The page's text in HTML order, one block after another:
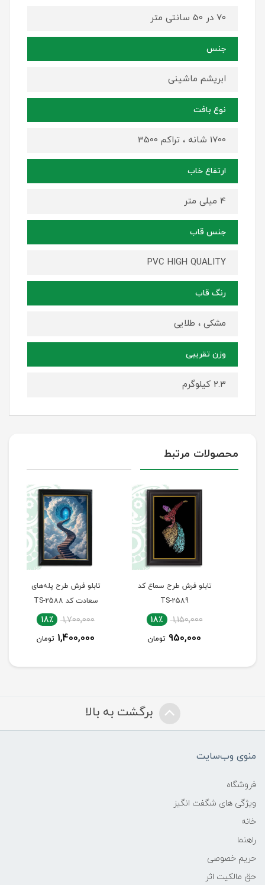
70 در 50 سانتی متر
جنس
ابریشم ماشینی
نوع بافت
1700 شانه ، تراکم 3500
ارتفاع خاب
4 میلی متر
جنس قاب
PVC HIGH QUALITY
رنگ قاب
مشکی ، طلایی
وزن تقریبی
2.3 کیلوگرم
محصولات مرتبط
تابلو فرش طرح سماع کد
TS-2589
1,150,000 18٪
950,000 تومان
تابلو فرش طرح پله‌های
سعادت کد TS-2588
1,700,000 18٪
1,400,000 تومان
برگشت به بالا
منوی وب‌سایت
فروشگاه
ویژگی های شگفت انگیز
خانه
راهنما
حریم خصوصی
حق مالکیت اثر